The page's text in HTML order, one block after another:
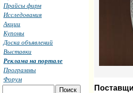
Прайсы фирм
Исследования
Акции
Купоны
Доска объявлений
Выставки
Реклама на портале
Программы
Форум